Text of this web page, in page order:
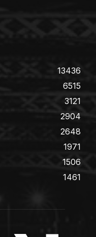
13436
6515
3121
2904
2648
1971
1506
1461